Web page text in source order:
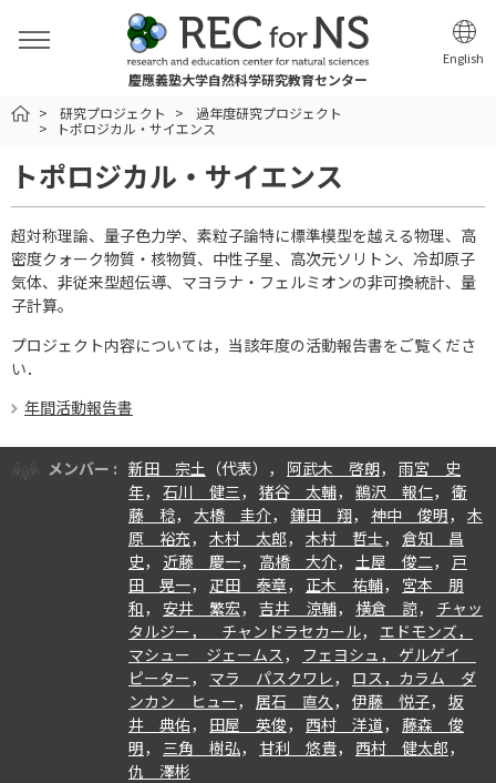
慶應義塾大学自然科学研究教育センター
English
HOME研究プロジェクト
過年度研究プロジェクト
トポロジカル・サイエンス
トポロジカル・サイエンス
超対称理論、量子色力学、素粒子論特に標準模型を越える物理、高
密度クォーク物質・核物質、中性子星、高次元ソリトン、冷却原子
気体、非従来型超伝導、マヨラナ・フェルミオンの非可換統計、量
子計算。
プロジェクト内容については，当該年度の活動報告書をご覧くださ
い．
年間活動報告書
メンバー : 新田 宗土 （代表）， 阿武木 啓朗， 雨宮 史
年， 石川 健三， 猪谷 太輔， 鵜沢 報仁， 衛
藤 稔， 大橋 圭介， 鎌田 翔， 神中 俊明， 木
原 裕充， 木村 太郎， 木村 哲士， 倉知 昌
史， 近藤 慶一， 高橋 大介， 土屋 俊二， 戸
田 晃一， 疋田 泰章， 正木 祐輔， 宮本 朋
和， 安井 繁宏， 吉井 涼輔， 横倉 諒， チャッ
タルジー， チャンドラセカール， エドモンズ，
マシュー ジェームス， フェヨシュ， ゲルゲイ
ピーター， マラ パスクワレ， ロス，カラム ダ
ンカン ヒュー， 居石 直久 ， 伊藤 悦子， 坂
井 典佑， 田屋 英俊， 西村 洋道， 藤森 俊
明， 三角 樹弘， 甘利 悠貴， 西村 健太郎，
仇 澤彬